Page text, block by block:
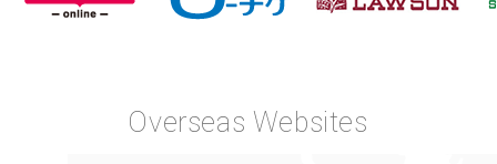
Overseas Websites